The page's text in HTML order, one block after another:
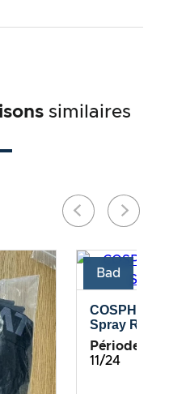
similaires
Bad
COSPHERA
Spray
Période de
11/24